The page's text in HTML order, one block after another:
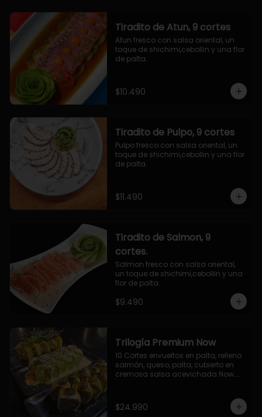
Tiradito de Atun, 9 cortes
Atun fresco con salsa oriental, un
toque de shichimi,cebollin y una flor
de palta.
$10.490
Tiradito de Pulpo, 9 cortes
Pulpo fresco con salsa oriental, un
toque de shichimi,cebollin y una flor
de palta.
$11.490
Tiradito de Salmon, 9
cortes.
Salmon fresco con salsa oriental,
un toque de shichimi,cebollin y una
flor de palta.
$9.490
Trilogía Premium Now
10 Cortes envueltos en palta, relleno
salmón, queso, palta, cubierto en
cremosa salsa acevichada Now.
palta, cubierto con topping de
chimichurri de la casa flambeado.
$24.990